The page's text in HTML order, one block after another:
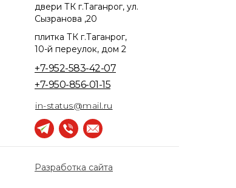
+7-950-856-01-15
+7-952-583-42-07
плитка ТК г.Таганрог,
10-й переулок, дом 2
двери ТК г.Таганрог, ул.
Сызранова ,20
Разработка сайта
in-status@mail.ru